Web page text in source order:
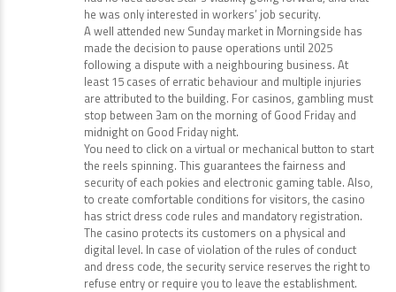
he was only interested in workers’ job security.
A well attended new Sunday market in Morningside has
made the decision to pause operations until 2025
following a dispute with a neighbouring business. At
least 15 cases of erratic behaviour and multiple injuries
are attributed to the building. For casinos, gambling must
stop between 3am on the morning of Good Friday and
midnight on Good Friday night.
You need to click on a virtual or mechanical button to start
the reels spinning. This guarantees the fairness and
security of each pokies and electronic gaming table. Also,
to create comfortable conditions for visitors, the casino
has strict dress code rules and mandatory registration.
The casino protects its customers on a physical and
digital level. In case of violation of the rules of conduct
and dress code, the security service reserves the right to
refuse entry or require you to leave the establishment.